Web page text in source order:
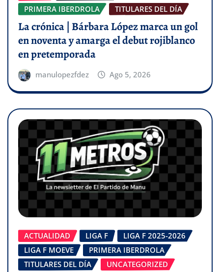
PRIMERA IBERDROLA
TITULARES DEL DÍA
La crónica | Bárbara López marca un gol
en noventa y amarga el debut rojiblanco
en pretemporada
manulopezfdez Ago 5, 2026
ACTUALIDAD LIGA F
LIGA F 2025-2026
LIGA F MOEVE
PRIMERA IBERDROLA
TITULARES DEL DÍA
UNCATEGORIZED